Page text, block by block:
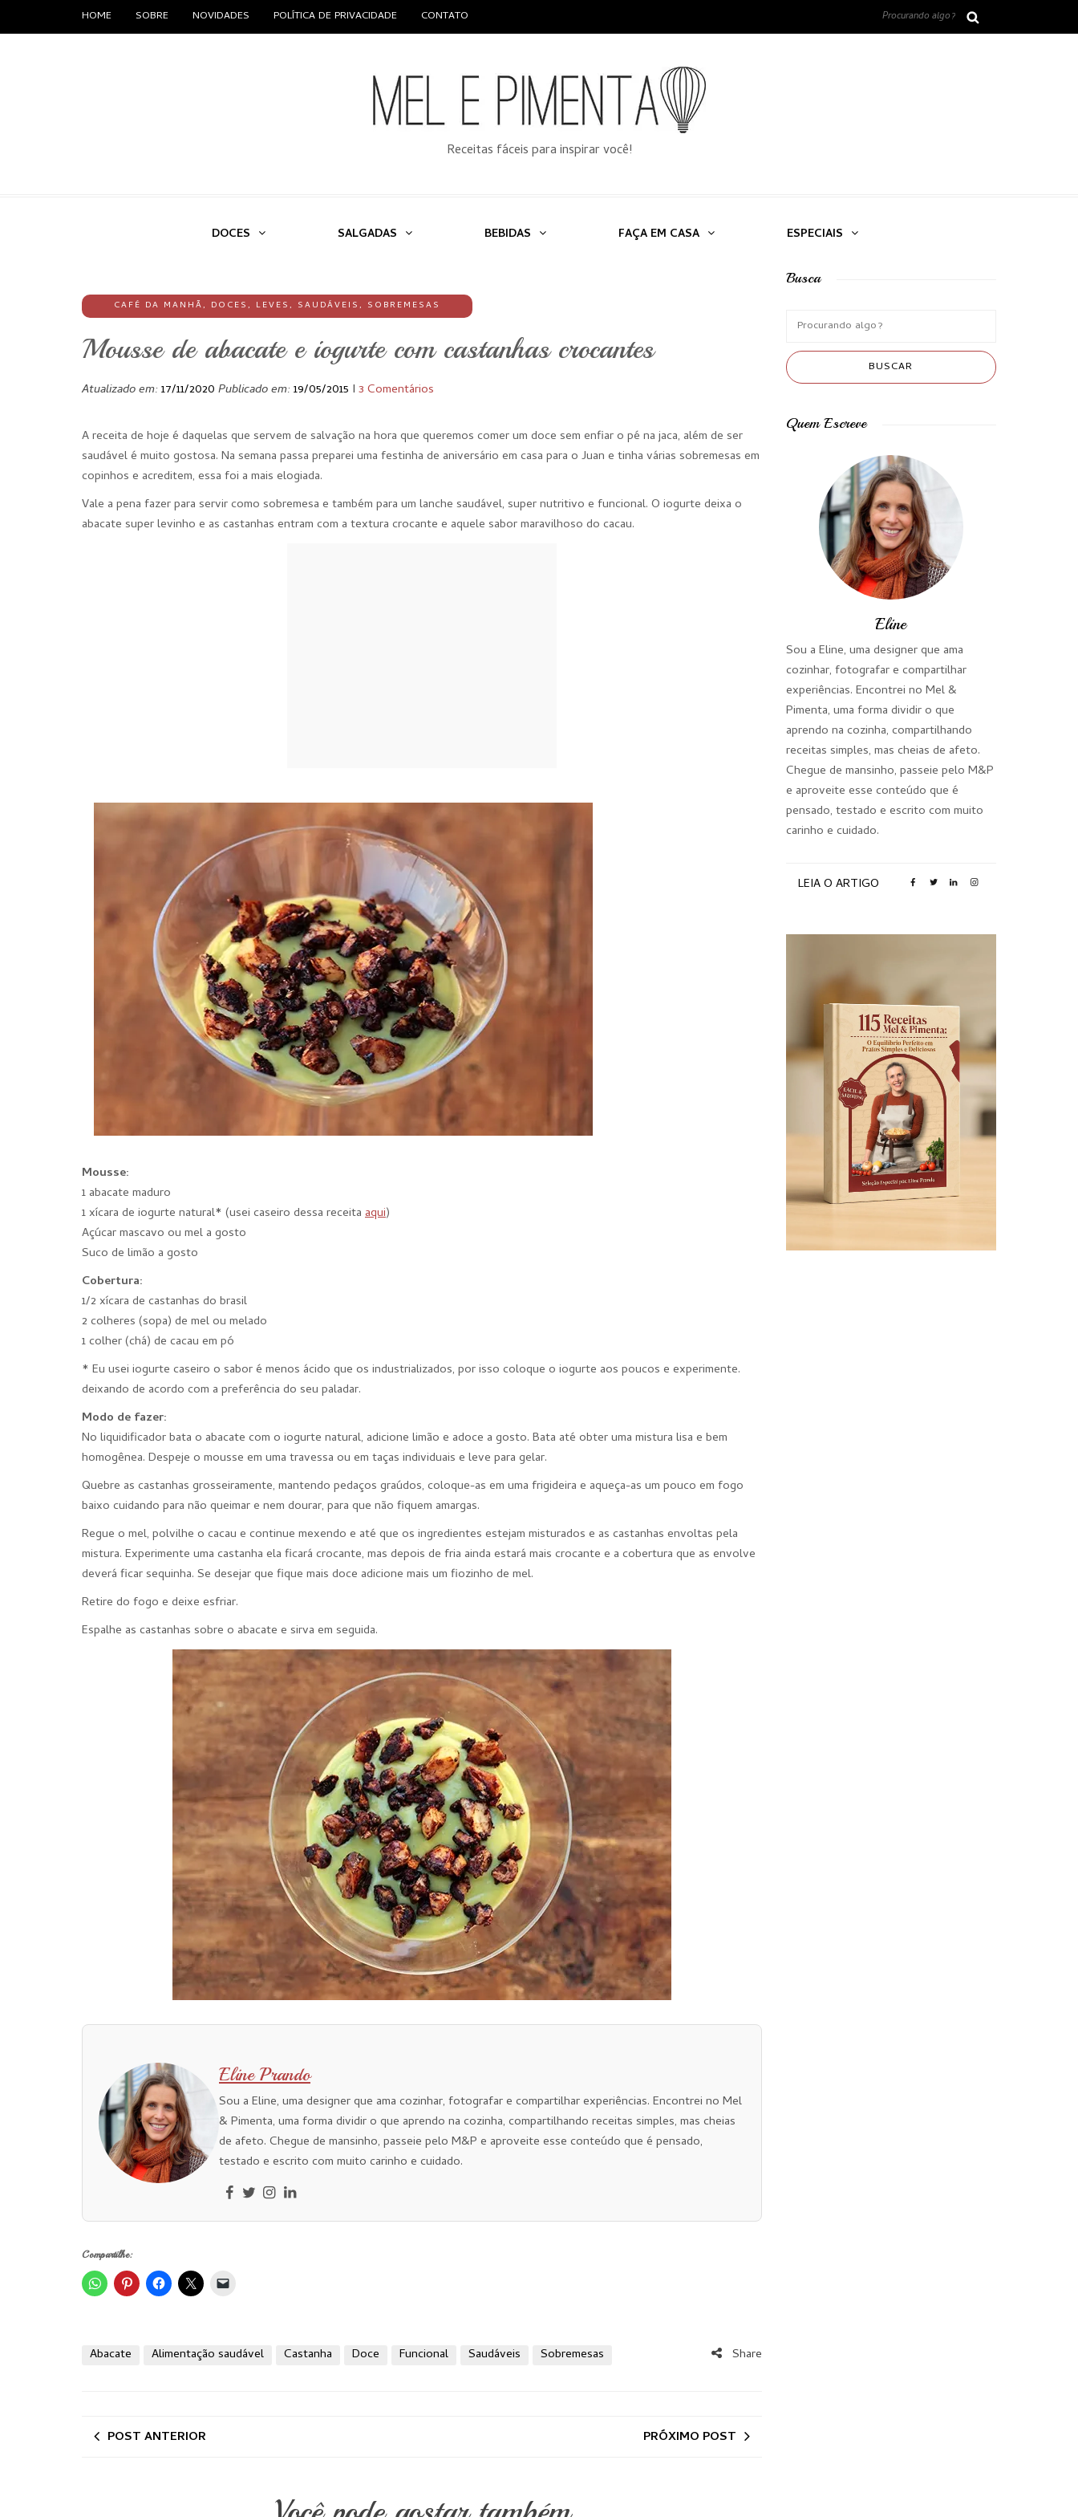
HOME SOBRE NOVIDADES POLÍTICA DE PRIVACIDADE CONTATO
Receitas fáceis para inspirar você!
DOCES SALGADAS BEBIDAS FAÇA EM CASA ESPECIAIS
CAFÉ DA MANHÃ, DOCES, LEVES, SAUDÁVEIS, SOBREMESAS
Mousse de abacate e iogurte com castanhas crocantes
Atualizado em:17/11/2020 Publicado em:19/05/2015 I 3 Comentários
A receita de hoje é daquelas que servem de salvação na hora que queremos comer um doce sem enfiar o pé na jaca, além de ser
saudável é muito gostosa. Na semana passa preparei uma festinha de aniversário em casa para o Juan e tinha várias sobremesas em
copinhos e acreditem, essa foi a mais elogiada.
Vale a pena fazer para servir como sobremesa e também para um lanche saudável, super nutritivo e funcional. O iogurte deixa o
abacate super levinho e as castanhas entram com a textura crocante e aquele sabor maravilhoso do cacau.
Mousse:
1 abacate maduro
1 xícara de iogurte natural* (usei caseiro dessa receita aqui)
Açúcar mascavo ou mel a gosto
Suco de limão a gosto
Cobertura:
1/2 xícara de castanhas do brasil
2 colheres (sopa) de mel ou melado
1 colher (chá) de cacau em pó
* Eu usei iogurte caseiro o sabor é menos ácido que os industrializados, por isso coloque o iogurte aos poucos e experimente.
deixando de acordo com a preferência do seu paladar.
Modo de fazer:
No liquidificador bata o abacate com o iogurte natural, adicione limão e adoce a gosto. Bata até obter uma mistura lisa e bem
homogênea. Despeje o mousse em uma travessa ou em taças individuais e leve para gelar.
Quebre as castanhas grosseiramente, mantendo pedaços graúdos, coloque-as em uma frigideira e aqueça-as um pouco em fogo
baixo cuidando para não queimar e nem dourar, para que não fiquem amargas.
Regue o mel, polvilhe o cacau e continue mexendo e até que os ingredientes estejam misturados e as castanhas envoltas pela
mistura. Experimente uma castanha ela ficará crocante, mas depois de fria ainda estará mais crocante e a cobertura que as envolve
deverá ficar sequinha. Se desejar que fique mais doce adicione mais um fiozinho de mel.
Retire do fogo e deixe esfriar.
Espalhe as castanhas sobre o abacate e sirva em seguida.
Eline Prando
Sou a Eline, uma designer que ama cozinhar, fotografar e compartilhar experiências. Encontrei no Mel
& Pimenta, uma forma dividir o que aprendo na cozinha, compartilhando receitas simples, mas cheias
de afeto. Chegue de mansinho, passeie pelo M&P e aproveite esse conteúdo que é pensado,
testado e escrito com muito carinho e cuidado.
Compartilhe:
Abacate Alimentação saudável Castanha Doce Funcional Saudáveis Sobremesas Share
POST ANTERIOR PRÓXIMO POST
Busca
Quem Escreve
Eline
Sou a Eline, uma designer que ama
cozinhar, fotografar e compartilhar
experiências. Encontrei no Mel &
Pimenta, uma forma dividir o que
aprendo na cozinha, compartilhando
receitas simples, mas cheias de afeto.
Chegue de mansinho, passeie pelo M&P
e aproveite esse conteúdo que é
pensado, testado e escrito com muito
carinho e cuidado.
LEIA O ARTIGO